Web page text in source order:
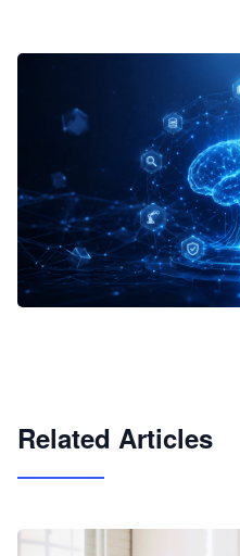
Related Articles